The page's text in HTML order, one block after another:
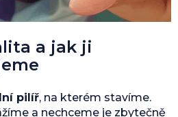
a jak ji
pilíř, na kterém stavíme.
a nechceme je zbytečně